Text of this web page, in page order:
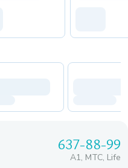
637-88-99
A1, МТС, Life